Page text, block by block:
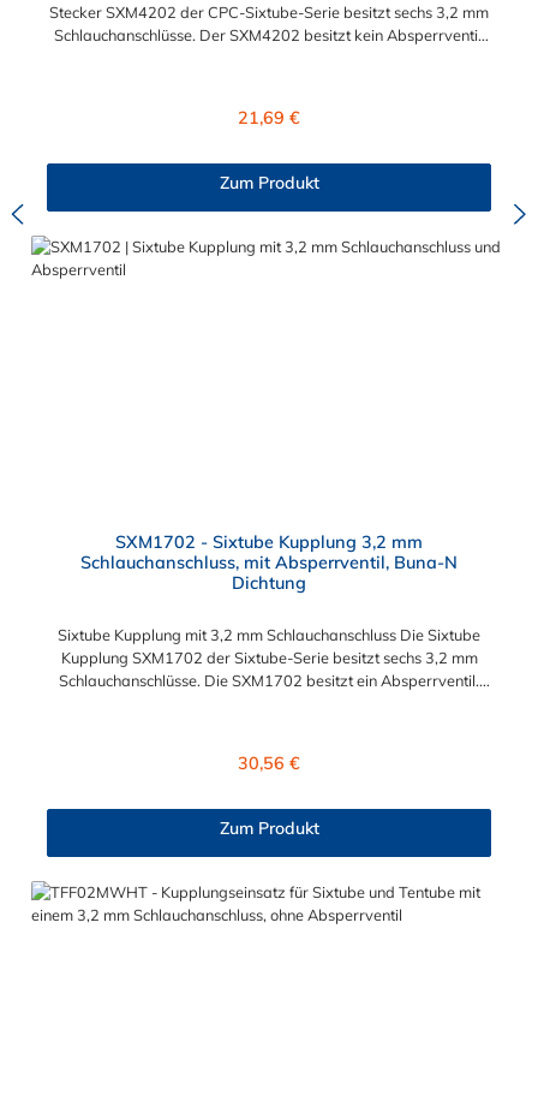
Stecker SXM4202 der CPC-Sixtube-Serie besitzt sechs 3,2 mm
Schlauchanschlüsse. Der SXM4202 besitzt kein Absperrventil.
(Polypropylen)
Regulärer Preis:
21,69 €
Zum Produkt
SXM1702 - Sixtube Kupplung 3,2 mm
Schlauchanschluss, mit Absperrventil, Buna-N
Dichtung
Sixtube Kupplung mit 3,2 mm Schlauchanschluss Die Sixtube
Kupplung SXM1702 der Sixtube-Serie besitzt sechs 3,2 mm
Schlauchanschlüsse. Die SXM1702 besitzt ein Absperrventil.
(Polypropylen)
Regulärer Preis:
30,56 €
Zum Produkt